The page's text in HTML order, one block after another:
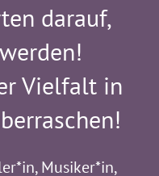
darauf,
Vielfalt in
Musiker*in,